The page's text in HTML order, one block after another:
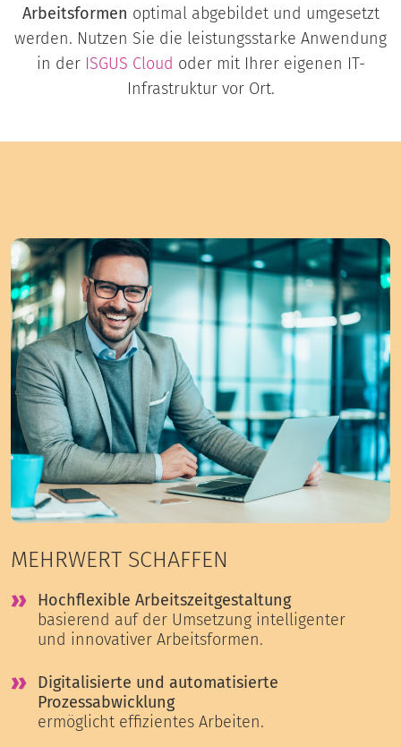
Arbeitsformen optimal abgebildet und umgesetzt
werden. Nutzen Sie die leistungsstarke Anwendung
in der ISGUS Cloud oder mit Ihrer eigenen IT-
Infrastruktur vor Ort.
MEHRWERT SCHAFFEN
Hochflexible Arbeitszeitgestaltung
basierend auf der Umsetzung intelligenter
und innovativer Arbeitsformen.
Digitalisierte und automatisierte
Prozessabwicklung
ermöglicht effizientes Arbeiten.